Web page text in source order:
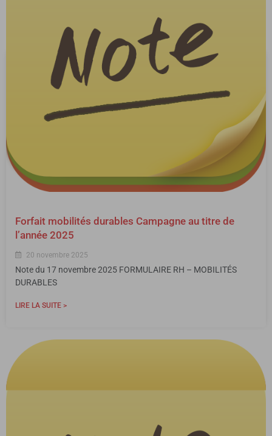
Forfait mobilités durables Campagne au titre de
l’année 2025
20 novembre 2025
Note du 17 novembre 2025 FORMULAIRE RH – MOBILITÉS
DURABLES
LIRE LA SUITE >